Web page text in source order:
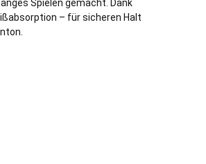
Spielen gemacht. Dank
– für sicheren Halt